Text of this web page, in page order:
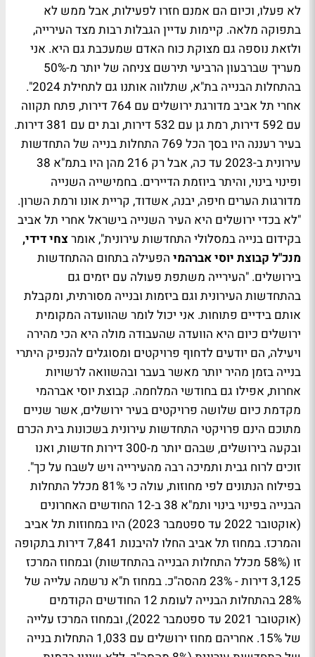
לא פעלו, וכיום הם אמנם חזרו לפעילות, אבל ממש לא
בתפוקה מלאה. קיימות עדיין הגבלות רבות מצד העירייה,
ולזאת נוספה גם מצוקת כוח האדם שמעכבת גם היא. אני
מעריך שברבעון הרביעי תירשם צניחה של יותר מ-50%
בהתחלות הבנייה בת"א, שתלווה אותנו גם לתחילת 2024".
אחרי תל אביב מדורגת ירושלים עם 764 דירות, פתח תקווה
עם 592 דירות, רמת גן עם 532 דירות, ובת ים עם 381 דירות.
בעיר רעננה היו בסך הכל 769 התחלות בנייה של התחדשות
עירונית ב-2023 עד כה, אבל רק 216 מהן היו בתמ"א 38
ופינוי בינוי, והיתר ביוזמת הדיירים. בחמישייה השנייה
מדורגות הערים חיפה, יבנה, אשדוד, קריית אונו ורמת השרון.
"לא בכדי ירושלים היא העיר השנייה בישראל אחרי תל אביב
בקידום בנייה במסלולי התחדשות עירונית", אומרצחי דידי,
מנכ"ל קבוצת יוסי אברהמי הפעילה בתחום ההתחדשות
בירושלים. "העירייה משתפת פעולה עם יזמים גם
בהתחדשות העירונית וגם ביזמות ובנייה מסורתית, ומקבלת
אותם בידיים פתוחות. אני יכול לומר שהוועדה המקומית
ירושלים כיום היא הוועדה שהעבודה מולה היא הכי מהירה
ויעילה, הם יודעים לדחוף פרויקטים ומסוגלים להנפיק היתרי
בנייה בזמן מהיר יותר מאשר בעבר ובהשוואה לרשויות
אחרות, אפילו גם בחודשי המלחמה. קבוצת יוסי אברהמי
מקדמת כיום שלושה פרויקטים בעיר ירושלים, אשר שניים
מתוכם הינם פרויקטי התחדשות עירונית בשכונות בית הכרם
ובקעה בירושלים, שבהם יותר מ-300 דירות חדשות, ואנו
זוכים לרוח גבית ותמיכה רבה מהעירייה ויש לשבח על כך".
בפילוח הנתונים לפי מחוזות, עולה כי 81% מכלל התחלות
הבנייה בפינוי בינוי ותמ"א 38 ב-12 החודשים האחרונים
(אוקטובר 2022 עד ספטמבר 2023) היו במחוזות תל אביב
והמרכז. במחוז תל אביב החלו להיבנות 7,841 דירות בתקופה
זו (58% מכלל התחלות הבנייה בהתחדשות) ובמחוז המרכז
3,125 דירות - 23% מהסה"כ. במחוז ת"א נרשמה עלייה של
28% בהתחלות הבנייה לעומת 12 החודשים הקודמים
(אוקטובר 2021 עד ספטמבר 2022), ובמחוז המרכז עלייה
של 15%. אחריהם מחוז ירושלים עם 1,033 התחלות בנייה